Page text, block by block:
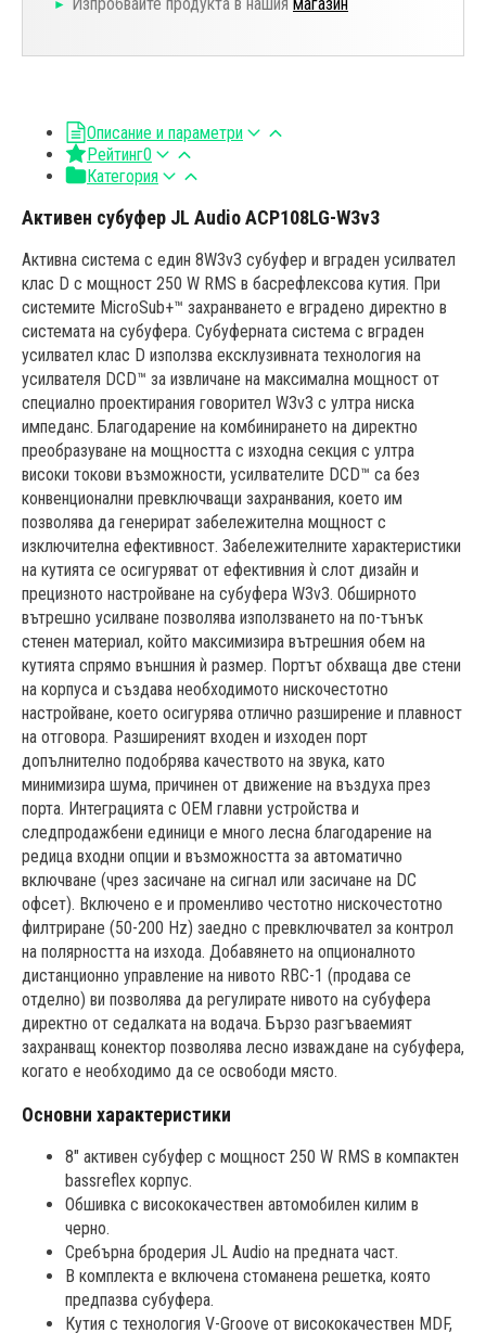
Изпробвайте продукта в нашия магазин
Описание и параметри
Рейтинг0
Категория
Активен субуфер JL Audio ACP108LG-W3v3
Активна система с един 8W3v3 субуфер и вграден усилвател
клас D с мощност 250 W RMS в басрефлексова кутия. При
системите MicroSub+™ захранването е вградено директно в
системата на субуфера. Субуферната система с вграден
усилвател клас D използва ексклузивната технология на
усилвателя DCD™ за извличане на максимална мощност от
специално проектирания говорител W3v3 с ултра ниска
импеданс. Благодарение на комбинирането на директно
преобразуване на мощността с изходна секция с ултра
високи токови възможности, усилвателите DCD™ са без
конвенционални превключващи захранвания, което им
позволява да генерират забележителна мощност с
изключителна ефективност. Забележителните характеристики
на кутията се осигуряват от ефективния ѝ слот дизайн и
прецизното настройване на субуфера W3v3. Обширното
вътрешно усилване позволява използването на по-тънък
стенен материал, който максимизира вътрешния обем на
кутията спрямо външния ѝ размер. Портът обхваща две стени
на корпуса и създава необходимото нискочестотно
настройване, което осигурява отлично разширение и плавност
на отговора. Разширеният входен и изходен порт
допълнително подобрява качеството на звука, като
минимизира шума, причинен от движение на въздуха през
порта. Интеграцията с OEM главни устройства и
следпродажбени единици е много лесна благодарение на
редица входни опции и възможността за автоматично
включване (чрез засичане на сигнал или засичане на DC
офсет). Включено е и променливо честотно нискочестотно
филтриране (50-200 Hz) заедно с превключвател за контрол
на полярността на изхода. Добавянето на опционалното
дистанционно управление на нивото RBC-1 (продава се
отделно) ви позволява да регулирате нивото на субуфера
директно от седалката на водача. Бързо разгъваемият
захранващ конектор позволява лесно изваждане на субуфера,
когато е необходимо да се освободи място.
Основни характеристики
8" активен субуфер с мощност 250 W RMS в компактен
bassreflex корпус.
Обшивка с висококачествен автомобилен килим в
черно.
Сребърна бродерия JL Audio на предната част.
В комплекта е включена стоманена решетка, която
предпазва субуфера.
Кутия с технология V-Groove от висококачествен MDF,